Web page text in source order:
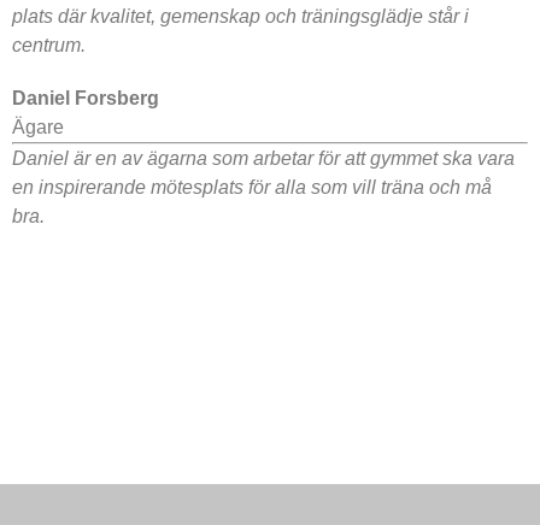
plats där kvalitet, gemenskap och träningsglädje står i
centrum.
Daniel Forsberg
Ägare
Daniel är en av ägarna som arbetar för att gymmet ska vara
en inspirerande mötesplats för alla som vill träna och må
bra.